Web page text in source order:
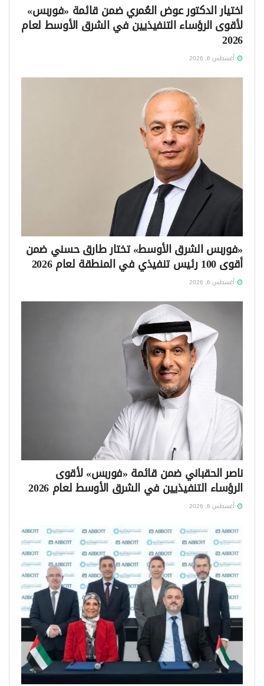
اختيار الدكتور عوض العُمري ضمن قائمة «فوربس»
لأقوى الرؤساء التنفيذيين في الشرق الأوسط لعام
2026
أغسطس 6, 2026
«فوربس الشرق الأوسط» تختار طارق حسني ضمن
أقوى 100 رئيس تنفيذي في المنطقة لعام 2026
أغسطس 6, 2026
ناصر الحقباني ضمن قائمة «فوربس» لأقوى
الرؤساء التنفيذيين في الشرق الأوسط لعام 2026
أغسطس 6, 2026